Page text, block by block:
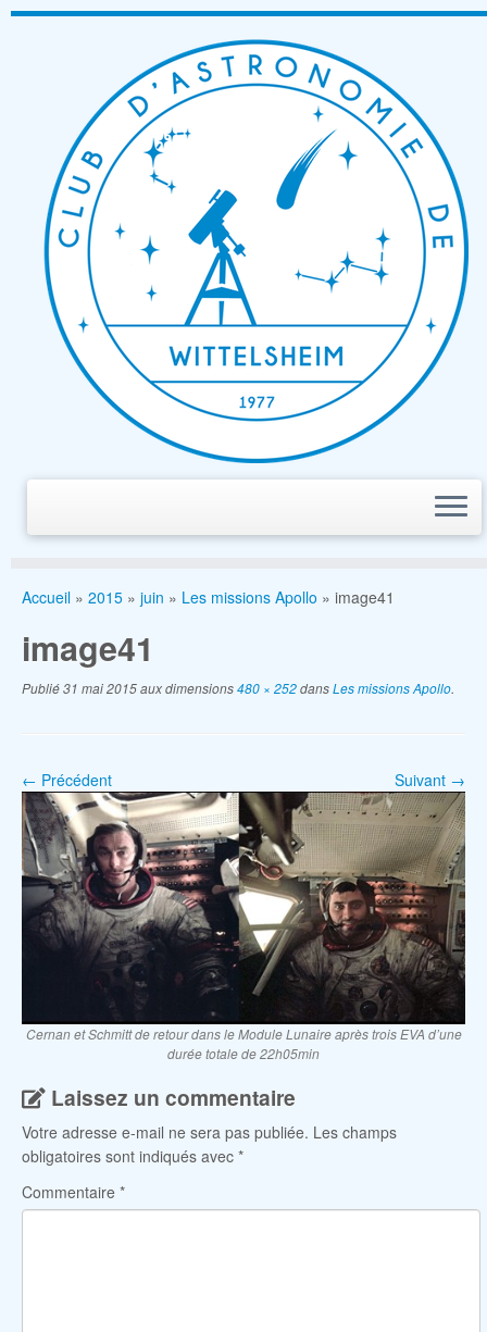
Passer
Accueil » 2015 » juin » Les missions Apollo » image41
image41
Publié31 mai 2015aux dimensions480 × 252dansLes missions Apollo.
← Précédent Suivant →
Cernan et Schmitt de retour dans le Module Lunaire après trois EVA d’une
durée totale de 22h05min
Laissez un commentaire
Votre adresse e-mail ne sera pas publiée. Les champs
obligatoires sont indiqués avec *
Commentaire *